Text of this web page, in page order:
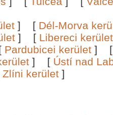
] [ Dél-Morva
] [ Libereci kerület
Pardubicei kerület ]
] [ Ústí nad
Zlíni kerület ]